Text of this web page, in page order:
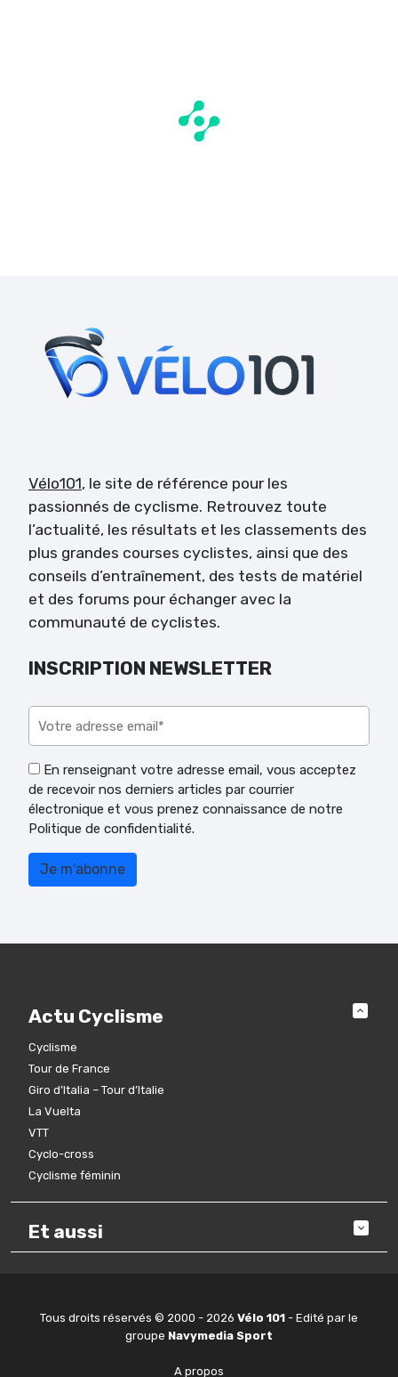
Vélo101, le site de référence pour les
passionnés de cyclisme. Retrouvez toute
l’actualité, les résultats et les classements des
plus grandes courses cyclistes, ainsi que des
conseils d’entraînement, des tests de matériel
et des forums pour échanger avec la
communauté de cyclistes.
INSCRIPTION NEWSLETTER
En renseignant votre adresse email, vous acceptez
de recevoir nos derniers articles par courrier
électronique et vous prenez connaissance de notre
Politique de confidentialité.
Actu Cyclisme
Cyclisme
Tour de France
Giro d’Italia – Tour d’Italie
La Vuelta
VTT
Cyclo-cross
Cyclisme féminin
Et aussi
Tous droits réservés © 2000 - 2026 Vélo 101 - Edité par le
groupe Navymedia Sport
A propos